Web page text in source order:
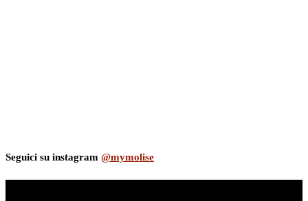
Seguici su instagram @mymolise